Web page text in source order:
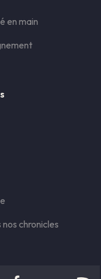
en main
chronicles